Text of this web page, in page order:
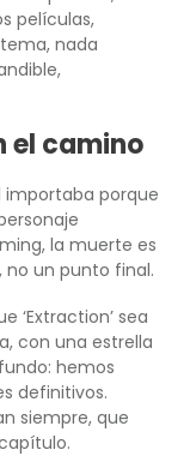
películas,
nada
el camino
importaba porque
la muerte es
un punto final.
‘Extraction’ sea
con una estrella
hemos
definitivos.
siempre, que